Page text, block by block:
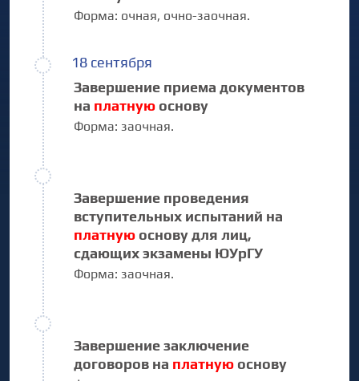
Форма: очная, очно-заочная.
18 сентября
Завершение приема документов
на платную основу
Форма: заочная.
Завершение проведения
вступительных испытаний на
платную основу для лиц,
сдающих экзамены ЮУрГУ
Форма: заочная.
Завершение заключение
договоров на платную основу